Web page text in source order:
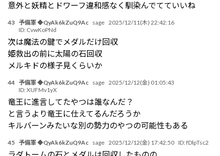
意外と妖精とドワーフ違和感なく馴染んでてていいね
43 予備軍 ◆QyAk6kZuQ9Ac sage 2025/12/11(木) 22:42:16
ID: CvwKoPNd
次は魔法の鍵でメダルだけ回収
姫救出の前に太陽の石回収
メルキドの様子見くらいか
44 予備軍 ◆QyAk6kZuQ9Ac sage 2025/12/12(金) 01:05:43
ID:XUFMv1yX
竜王に進言してたやつは誰なんだ？
と言うより竜王に仕えてるんだろうか
キルバーンみたいな別の勢力のやつの可能性もある
45 予備軍 ◆QyAk6kZuQ9Ac sage 2025/12/12(金) 17:42:50 ID:fDlpTsc2